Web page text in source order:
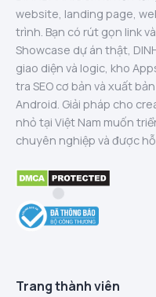
website, landing page,
trình. Bạn có rút gọn link
Showcase dự án thật,
giao diện và logic, kho
tra SEO cơ bản và xuất
Android. Giải pháp cho
nhỏ tại Việt Nam muốn
chuyên nghiệp và được
Trang thành viên